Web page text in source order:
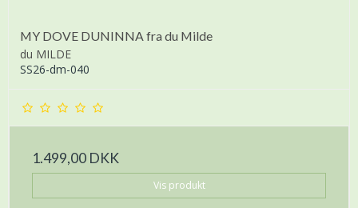
MY DOVE DUNINNA fra du Milde
du MILDE
SS26-dm-040
1.499,00 DKK
Vis produkt